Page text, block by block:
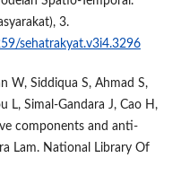
3.
sehatrakyat.v3i4.3296
W, Siddiqua S, Ahmad S,
L, Simal-Gandara J, Cao H,
components and anti-
Lam. National Library Of